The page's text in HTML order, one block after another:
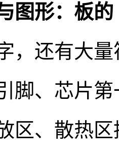
图形：板的
，还有大
脚、芯片
区、散热